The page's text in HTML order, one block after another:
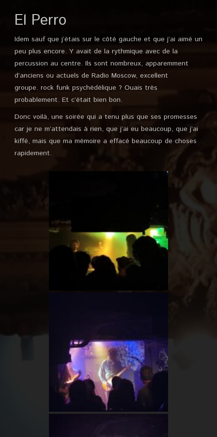
El Perro
Idem sauf que j’étais sur le côté gauche et que j’ai aimé un
peu plus encore. Y avait de la rythmique avec de la
percussion au centre. Ils sont nombreux, apparemment
d’anciens ou actuels de Radio Moscow, excellent
groupe. rock funk psychédélique ? Ouais très
probablement. Et c’était bien bon.
Donc voilà, une soirée qui a tenu plus que ses promesses
car je ne m’attendais à rien, que j’ai eu beaucoup, que j’ai
kiffé, mais que ma mémoire a effacé beaucoup de choses
rapidement.